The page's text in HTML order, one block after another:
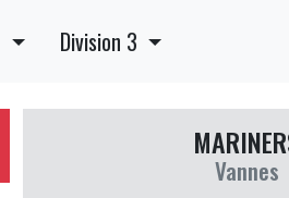
Division 3
Vannes